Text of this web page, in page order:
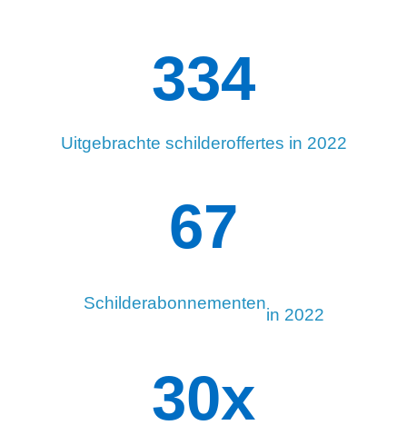
Uitgebrachte schilderoffertes in 2022
334
Schilderabonnementen
in 2022
98
34x